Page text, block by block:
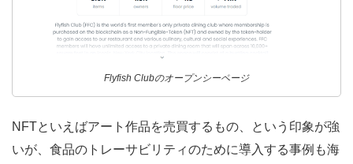
Flyfish Clubのオープンシーページ
NFTといえばアート作品を売買するもの、という印象が強
いが、食品のトレーサビリティのために導入する事例も海